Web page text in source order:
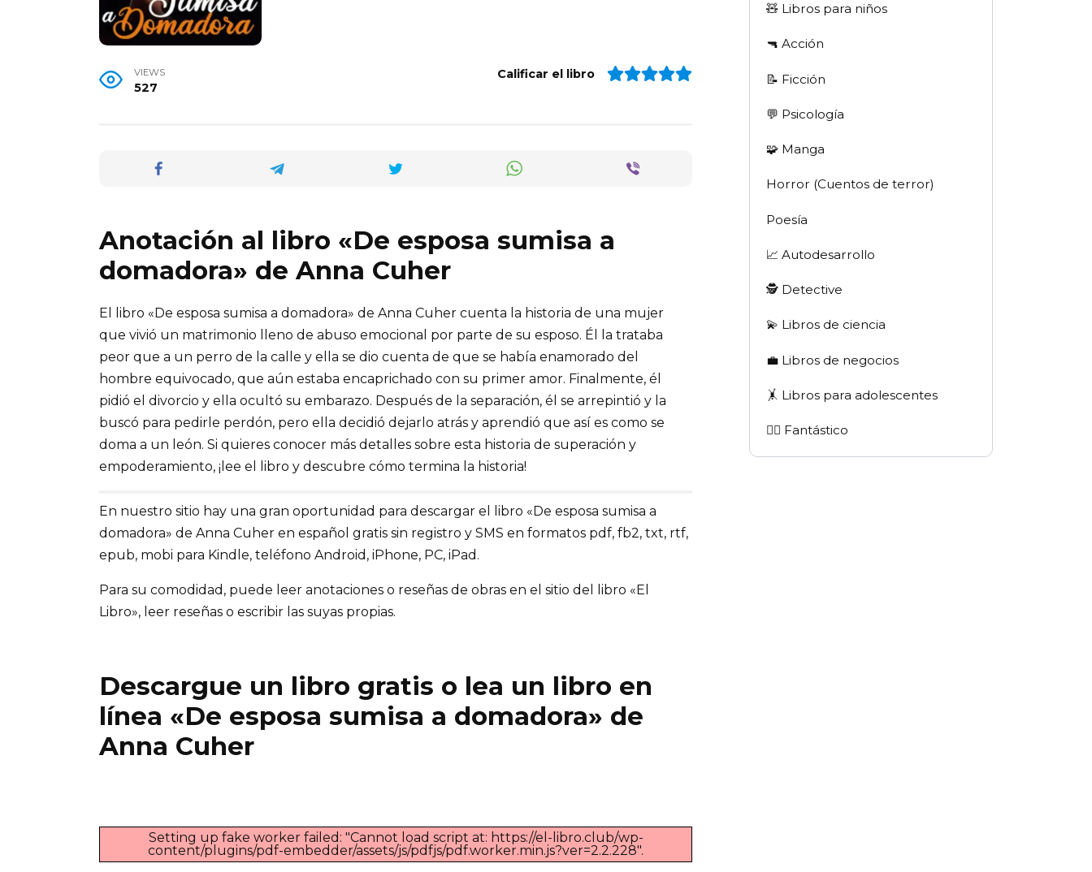
VIEWS
527
Calificar el libro
Anotación al libro «De esposa sumisa a
domadora» de Anna Cuher
El libro «De esposa sumisa a domadora» de Anna Cuher cuenta la historia de una mujer
que vivió un matrimonio lleno de abuso emocional por parte de su esposo. Él la trataba
peor que a un perro de la calle y ella se dio cuenta de que se había enamorado del
hombre equivocado, que aún estaba encaprichado con su primer amor. Finalmente, él
pidió el divorcio y ella ocultó su embarazo. Después de la separación, él se arrepintió y la
buscó para pedirle perdón, pero ella decidió dejarlo atrás y aprendió que así es como se
doma a un león. Si quieres conocer más detalles sobre esta historia de superación y
empoderamiento, ¡lee el libro y descubre cómo termina la historia!
En nuestro sitio hay una gran oportunidad para descargar el libro «De esposa sumisa a
domadora» de Anna Cuher en español gratis sin registro y SMS en formatos pdf, fb2, txt, rtf,
epub, mobi para Kindle, teléfono Android, iPhone, PC, iPad.
Para su comodidad, puede leer anotaciones o reseñas de obras en el sitio del libro «El
Libro», leer reseñas o escribir las suyas propias.
Descargue un libro gratis o lea un libro en
línea «De esposa sumisa a domadora» de
Anna Cuher
Setting up fake worker failed: "Cannot load script at: https://el-libro.club/wp-
content/plugins/pdf-embedder/assets/js/pdfjs/pdf.worker.min.js?ver=2.2.228".
🧸 Libros para niños
🔫 Acción
📝 Ficción
💬 Psicología
🧩 Manga
Horror (Cuentos de terror)
Poesía
📈 Autodesarrollo
🕵 Detective
💫 Libros de ciencia
💼 Libros de negocios
🤸 Libros para adolescentes
🧙‍♂️ Fantástico